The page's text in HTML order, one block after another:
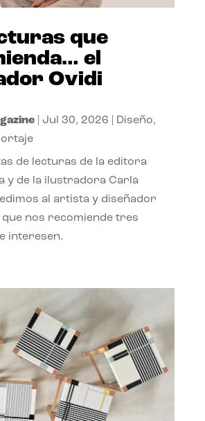
que
el
Ovidi
| Jul 30, 2026 Diseño,
de lecturas de la editora
y de la ilustradora Carla
al artista y diseñador
que nos recomiende tres
interesen.